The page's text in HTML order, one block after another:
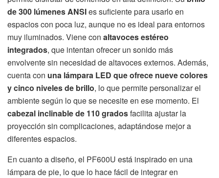
de 300 lúmenes ANSIes suficiente para usarlo en
espacios con poca luz, aunque no es ideal para entornos
muy iluminados. Viene con altavoces estéreo
integrados, que intentan ofrecer un sonido más
envolvente sin necesidad de altavoces externos. Además,
cuenta con una lámpara LED que ofrece nueve colores
y cinco niveles de brillo, lo que permite personalizar el
ambiente según lo que se necesite en ese momento. El
cabezal inclinable de 110 gradosfacilita ajustar la
proyección sin complicaciones, adaptándose mejor a
diferentes espacios.
En cuanto a diseño, el PF600U está inspirado en una
lámpara de pie, lo que lo hace fácil de integrar en